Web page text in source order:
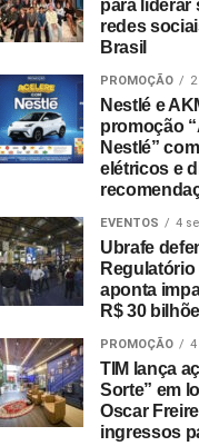
para liderar
redes
Brasil
PROMOÇÃO
Nestlé e
promoção
Nestlé”
elétricos e
EVENTOS 4
Ubrafe
aponta
R$ 30
PROMOÇÃO
TIM lança
Sorte” em
Oscar
ingressos